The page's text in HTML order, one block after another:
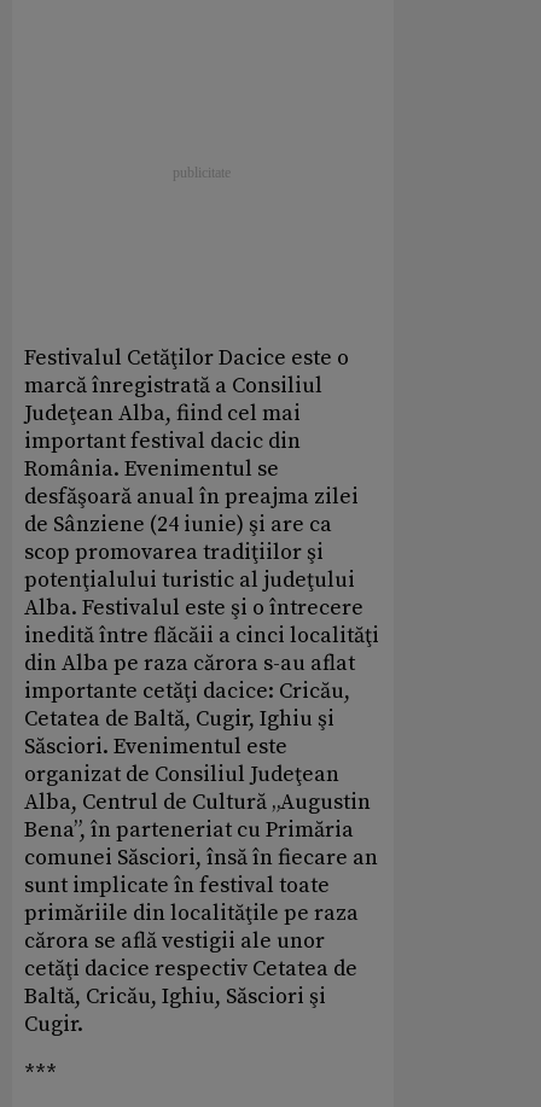
Festivalul Cetăţilor Dacice este o
marcă înregistrată a Consiliul
Judeţean Alba, fiind cel mai
important festival dacic din
România. Evenimentul se
desfăşoară anual în preajma zilei
de Sânziene (24 iunie) şi are ca
scop promovarea tradiţiilor şi
potenţialului turistic al judeţului
Alba. Festivalul este şi o întrecere
inedită între flăcăii a cinci localităţi
din Alba pe raza cărora s-au aflat
importante cetăţi dacice: Cricău,
Cetatea de Baltă, Cugir, Ighiu şi
Săsciori. Evenimentul este
organizat de Consiliul Judeţean
Alba, Centrul de Cultură „Augustin
Bena”, în parteneriat cu Primăria
comunei Săsciori, însă în fiecare an
sunt implicate în festival toate
primăriile din localităţile pe raza
cărora se află vestigii ale unor
cetăţi dacice respectiv Cetatea de
Baltă, Cricău, Ighiu, Săsciori şi
Cugir.
***